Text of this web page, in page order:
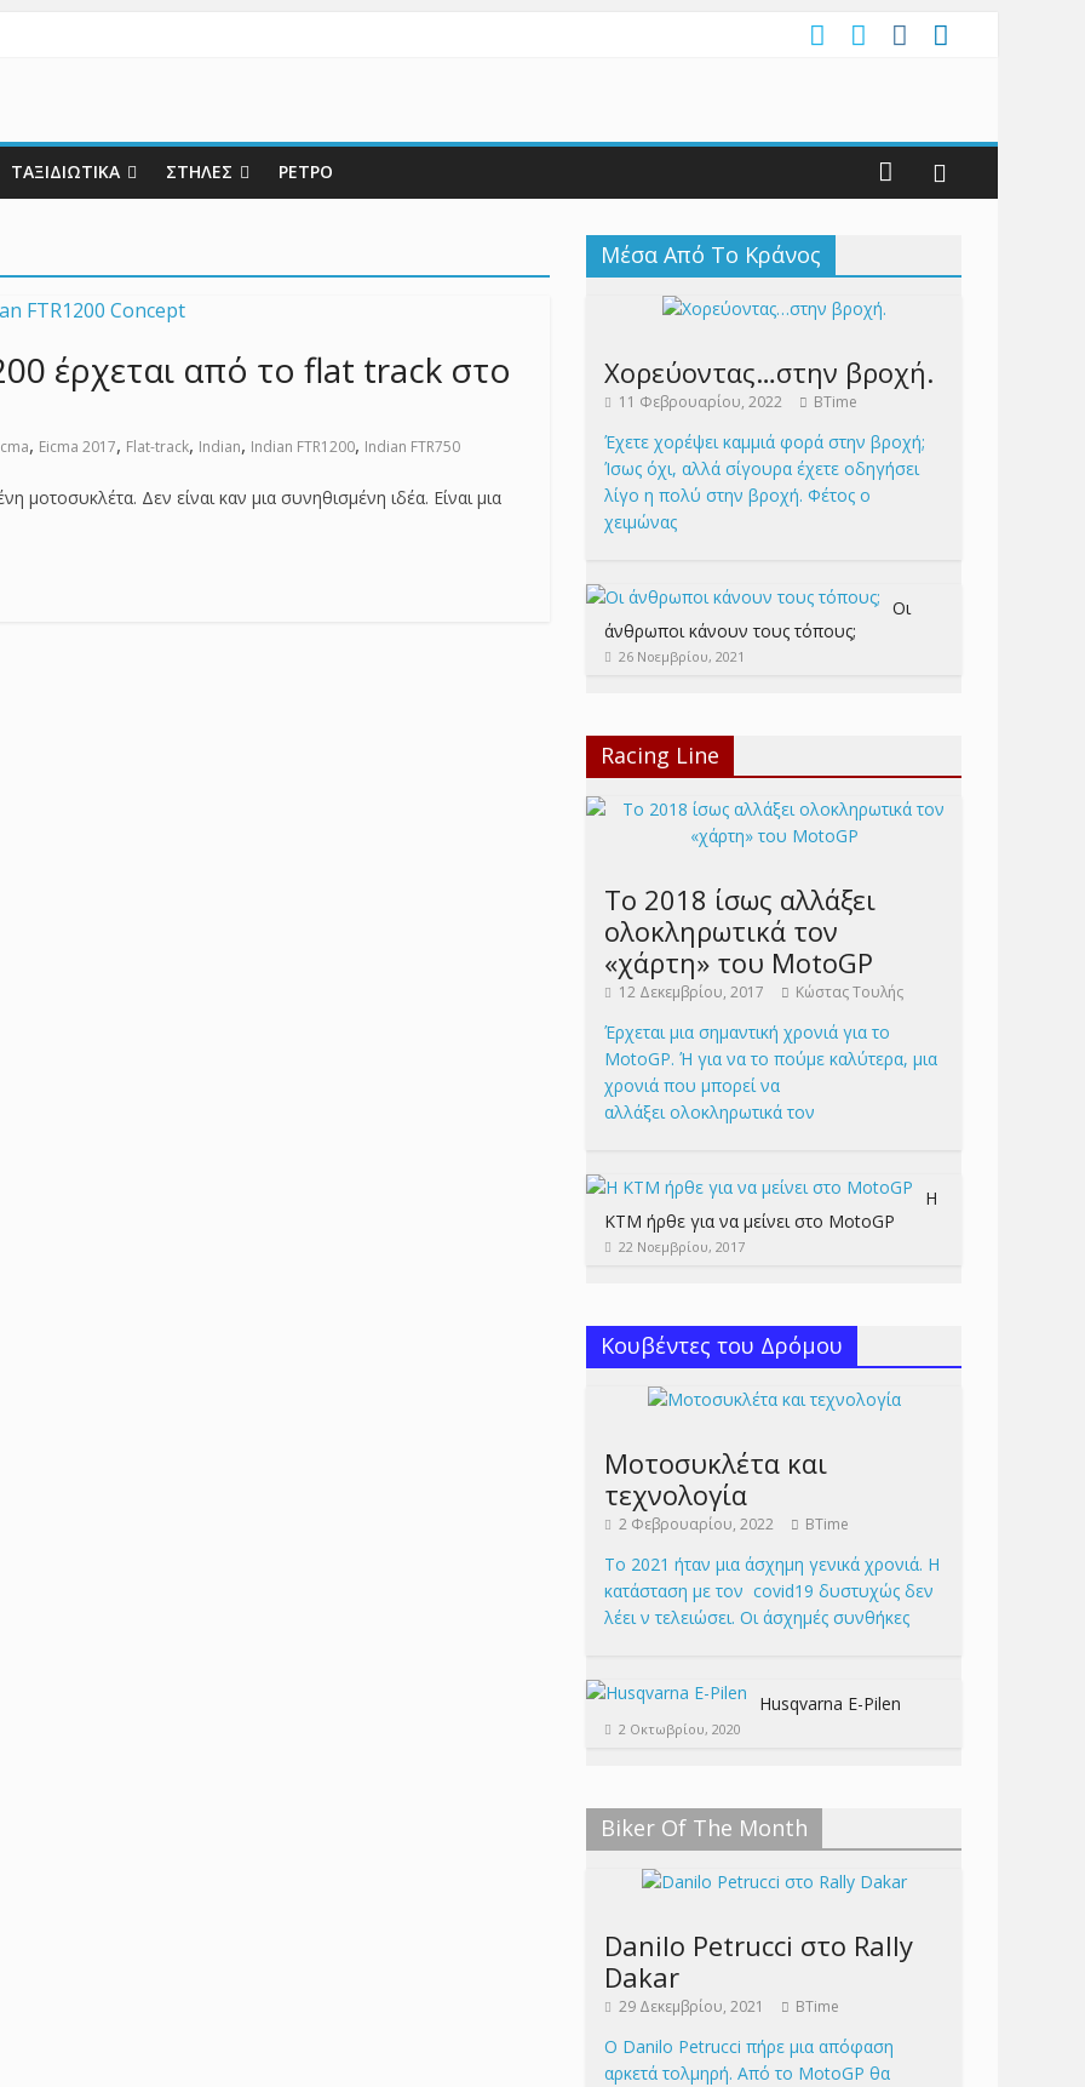
ΤΑΞΙΔΙΩΤΙΚΑ ΣΤΗΛΕΣ ΡΕΤΡΟ
έρχεται από το flat track στο
, Eicma 2017, Flat-track, Indian, Indian FTR1200, Indian FTR750
μοτοσυκλέτα. Δεν είναι καν μια συνηθισμένη ιδέα. Είναι μια
Μέσα Από Το Κράνος
Χορεύοντας…στην βροχή.
11 Φεβρουαρίου, 2022 BTime
Έχετε χορέψει καμμιά φορά στην βροχή;
Ίσως όχι, αλλά σίγουρα έχετε οδηγήσει
λίγο η πολύ στην βροχή. Φέτος ο
χειμώνας
Οι
άνθρωποι κάνουν τους τόπους;
26 Νοεμβρίου, 2021
Racing Line
Το 2018 ίσως αλλάξει
ολοκληρωτικά τον
«χάρτη» του MotoGP
12 Δεκεμβρίου, 2017 Κώστας Τουλής
Έρχεται μια σημαντική χρονιά για το
MotoGP. Ή για να το πούμε καλύτερα, μια
χρονιά που μπορεί να
αλλάξει ολοκληρωτικά τον
Η
KTM ήρθε για να μείνει στο MotoGP
22 Νοεμβρίου, 2017
Κουβέντες του Δρόμου
Μοτοσυκλέτα και
τεχνολογία
2 Φεβρουαρίου, 2022 BTime
Το 2021 ήταν μια άσχημη γενικά χρονιά. Η
κατάσταση με τον covid19 δυστυχώς δεν
λέει ν τελειώσει. Οι άσχημές συνθήκες
Husqvarna E-Pilen
2 Οκτωβρίου, 2020
Biker Of The Month
Danilo Petrucci στο Rally
Dakar
29 Δεκεμβρίου, 2021 BTime
Ο Danilo Petrucci πήρε μια απόφαση
αρκετά τολμηρή. Από το MotoGP θα